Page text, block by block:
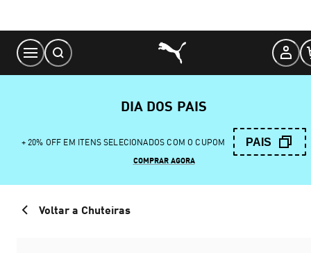
Content
DIA DOS PAIS
+ 20% OFF EM ITENS SELECIONADOS COM O CUPOM PAIS
COMPRAR AGORA
Voltar a Chuteiras